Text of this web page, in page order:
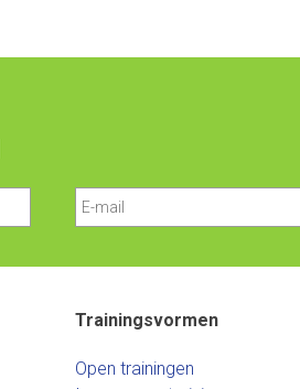
Trainingsvormen
Open trainingen